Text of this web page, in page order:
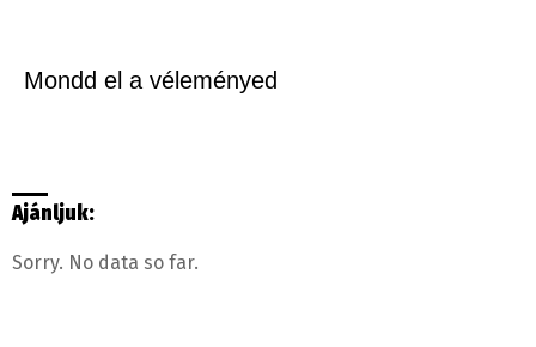
Mondd el a véleményed
Ajánljuk:
Sorry. No data so far.